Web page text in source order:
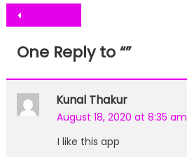
Post
navigation
One Reply to “”
Kunal Thakur
August 18, 2020 at 8:35 am
I like this app